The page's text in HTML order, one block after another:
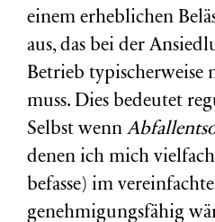
einem erheblichen
aus, das bei der
Betrieb typischerweise
muss. Dies bedeutet
Selbst wenn
denen ich mich
befasse) im
genehmigungsfähig